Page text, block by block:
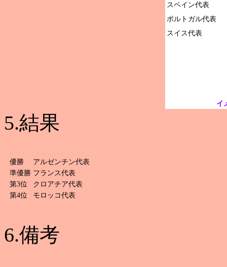
スペイン代表
ポルトガル代表
イ
5.結果
優勝
アルゼンチン代表
準優勝 フランス代表
第3位
クロアチア代表
第4位
モロッコ代表
6.備考